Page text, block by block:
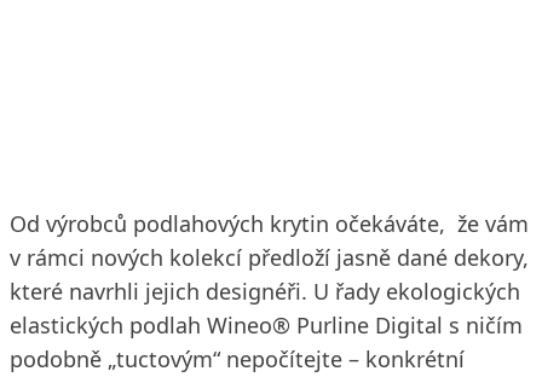
Od výrobců podlahových krytin očekáváte, že vám
v rámci nových kolekcí předloží jasně dané dekory,
které navrhli jejich designéři. U řady ekologických
elastických podlah Wineo® Purline Digital s ničím
podobně „tuctovým“ nepočítejte – konkrétní